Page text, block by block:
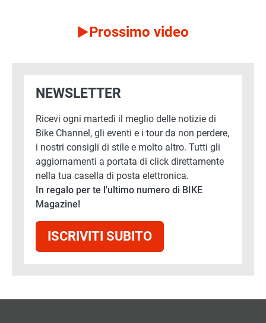
Prossimo video
NEWSLETTER
Ricevi ogni martedì il meglio delle notizie di
Bike Channel, gli eventi e i tour da non perdere,
i nostri consigli di stile e molto altro. Tutti gli
aggiornamenti a portata di click direttamente
nella tua casella di posta elettronica.
In regalo per te l'ultimo numero di BIKE
Magazine!
ISCRIVITI SUBITO